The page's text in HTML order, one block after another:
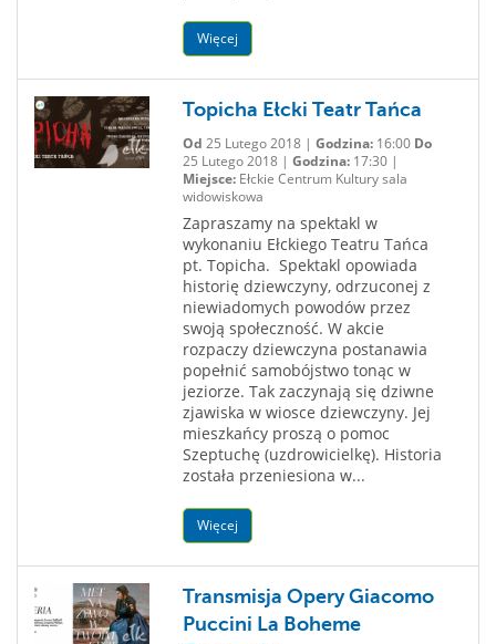
Więcej
Topicha Ełcki Teatr Tańca
Od 25 Lutego 2018 | Godzina:16:00 Do
25 Lutego 2018 | Godzina:17:30 |
Miejsce:Ełckie Centrum Kultury sala
widowiskowa
Zapraszamy na spektakl w
wykonaniu Ełckiego Teatru Tańca
pt. Topicha. Spektakl opowiada
historię dziewczyny, odrzuconej z
niewiadomych powodów przez
swoją społeczność. W akcie
rozpaczy dziewczyna postanawia
popełnić samobójstwo tonąc w
jeziorze. Tak zaczynają się dziwne
zjawiska w wiosce dziewczyny. Jej
mieszkańcy proszą o pomoc
Szeptuchę (uzdrowicielkę). Historia
została przeniesiona w...
Więcej
Transmisja Opery Giacomo
Puccini La Boheme